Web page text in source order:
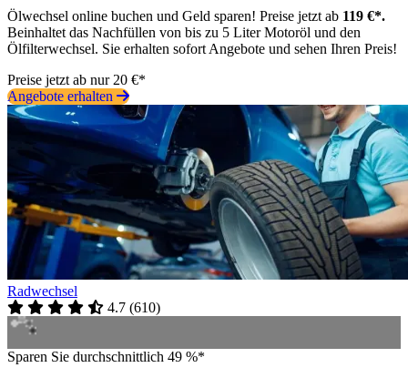
Ölwechsel online buchen und Geld sparen! Preise jetzt ab 119 €*.
Beinhaltet das Nachfüllen von bis zu 5 Liter Motoröl und den
Ölfilterwechsel. Sie erhalten sofort Angebote und sehen Ihren Preis!
Preise jetzt ab nur 20 €*
Angebote erhalten
Radwechsel
4.7 (610)
Sparen Sie durchschnittlich 49 %*